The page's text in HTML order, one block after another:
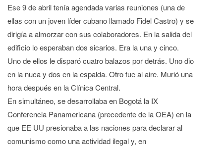
Ese 9 de abril tenía agendada varias reuniones (una de
ellas con un joven líder cubano llamado Fidel Castro) y se
dirigía a almorzar con sus colaboradores. En la salida del
edificio lo esperaban dos sicarios. Era la una y cinco.
Uno de ellos le disparó cuatro balazos por detrás. Uno dio
en la nuca y dos en la espalda. Otro fue al aire. Murió una
hora después en la Clínica Central.
En simultáneo, se desarrollaba en Bogotá la IX
Conferencia Panamericana (precedente de la OEA) en la
que EE UU presionaba a las naciones para declarar al
comunismo como una actividad ilegal y, en